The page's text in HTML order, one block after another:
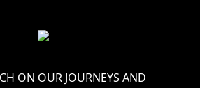
ON OUR JOURNEYS AND